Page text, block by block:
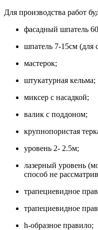
Для производства работ
фасадный шпатель
шпатель 7-15см (для
мастерок;
штукатурная кельма;
миксер с насадкой;
валик с поддоном;
крупнопористая
уровень 2- 2.5м;
лазерный уровень
способ не
трапециевидное
трапециевидное
h-образное правило;